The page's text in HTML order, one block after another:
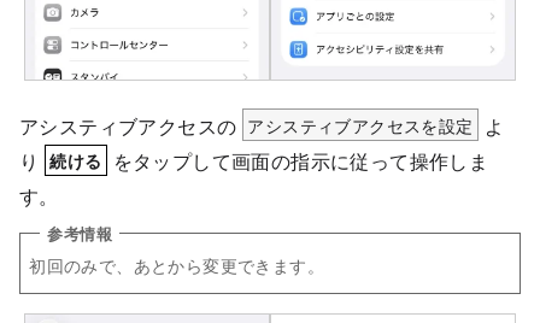
アシスティブアクセスの アシスティブアクセスを設定
よ
り
続ける
をタップして画面の指示に従って操作しま
す。
初回のみで、あとから変更できます。